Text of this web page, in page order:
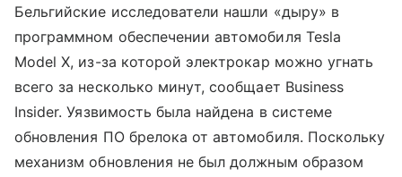
Бельгийские исследователи нашли «дыру» в
программном обеспечении автомобиля Tesla
Model X, из-за которой электрокар можно угнать
всего за несколько минут, сообщает Business
Insider. Уязвимость была найдена в системе
обновления ПО брелока от автомобиля. Поскольку
механизм обновления не был должным образом